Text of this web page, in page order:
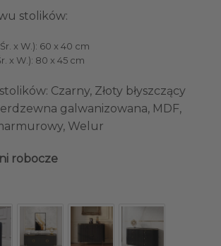
stolików:
x W.): 60 x 40 cm
x W.): 80 x 45 cm
Czarny, Złoty błyszczący
galwanizowana, MDF,
Welur
robocze